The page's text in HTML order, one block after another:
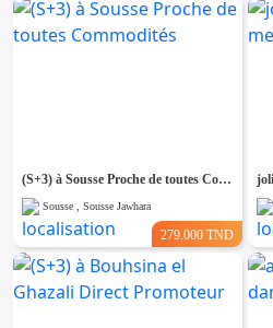
(S+3) à Sousse Proche de toutes Commodités
Sousse , Sousse Jawhara
279.000 TND